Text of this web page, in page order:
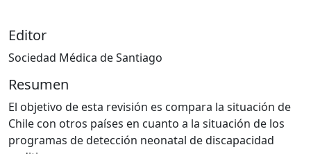
Editor
Sociedad Médica de Santiago
Resumen
El objetivo de esta revisión es compara la situación de
Chile con otros países en cuanto a la situación de los
programas de detección neonatal de discapacidad